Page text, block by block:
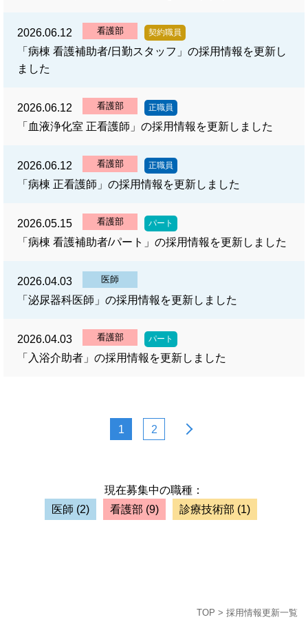
2026.06.12 看護部 契約職員
「病棟 看護補助者/日勤スタッフ」の採用情報を更新し
ました
2026.06.12 看護部 正職員
「血液浄化室 正看護師」の採用情報を更新しました
2026.06.12 看護部 正職員
「病棟 正看護師」の採用情報を更新しました
2026.05.15 看護部 パート
「病棟 看護補助者/パート」の採用情報を更新しました
2026.04.03 医師
「泌尿器科医師」の採用情報を更新しました
2026.04.03 看護部 パート
「入浴介助者」の採用情報を更新しました
1 2
現在募集中の職種：
医師 (2) 看護部 (9) 診療技術部 (1)
TOP > 採用情報更新一覧